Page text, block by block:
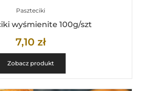
Paszteciki
wyśmienite 100g/szt
7,10 zł
Zobacz produkt